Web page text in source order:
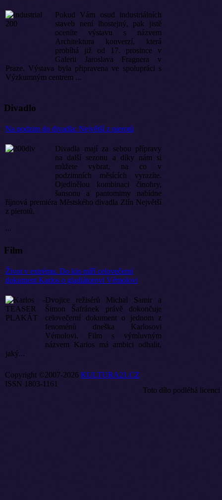
Pokud Vám osud industriálních
staveb není lhostejný, pak jistě
oceníte výstavu s názvem
Architektura konverzí, která
probíhá již od 17. prosince v
Galerii Jaroslava Fragnera v
Praze. Výstava byla připravena ve spolupráci s
Výzkumným centrem ...
Divadlo
Na podzim do divadla: Největší z pierotů
Divadla mají za sebou přípravy
na další sezonu a díky nám si
můžete vybrat, na co v
podzimních měsících vyrazíte.
Ojedinělou kombinaci činohry,
šansonu a pantomimy nabídne
říjnová premiéra Městského divadla Zlín Největší
z pierotů.
...
Film
Život v extrému. Do kin míří celovečerní
dokument Karlos o gladiátorovi Vémolovi
Dvojice režisérů Michal Samir a
Šimon Šafránek právě dokončuje
celovečerní dokument o jednom z
fenoménů dneška Karlosovi
Vémolovi. Film s výmluvným
názvem Karlos má ambici odhalit,
jaký...
Copyright ©2007-2026 KULTURA21.CZ
ISSN 1803-1161
Toto dílo podléhá licenci